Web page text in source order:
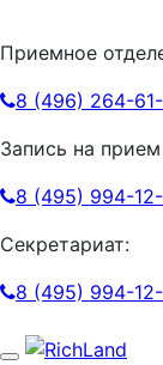
Приемное
8 (496) 264-
Запись на
8 (495) 994-
8 (495) 994-